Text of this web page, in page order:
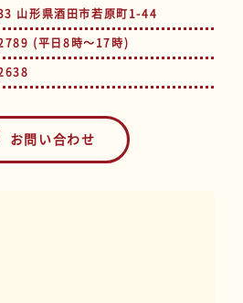
山形県酒田市若原町1-44
(平日8時～17時)
お問い合わせ